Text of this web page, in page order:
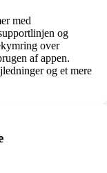
med
og
over
af appen.
og et mere